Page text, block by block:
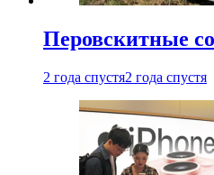
Перовскитные
2 года спустя2 года спустя